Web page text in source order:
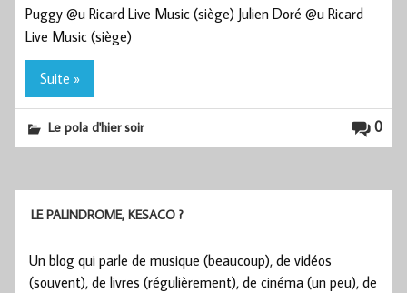
Puggy @u Ricard Live Music (siège) Julien Doré @u Ricard
Live Music (siège)
Suite »
0
Le pola d'hier soir
LE PALINDROME, KESACO ?
Un blog qui parle de musique (beaucoup), de vidéos
(souvent), de livres (régulièrement), de cinéma (un peu), de